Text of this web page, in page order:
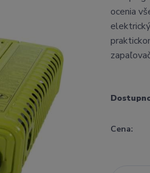
ocenia
Cena: